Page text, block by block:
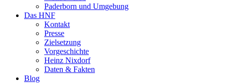
Paderborn und Umgebung
Das HNF
Kontakt
Presse
Zielsetzung
Vorgeschichte
Heinz Nixdorf
Daten & Fakten
Blog